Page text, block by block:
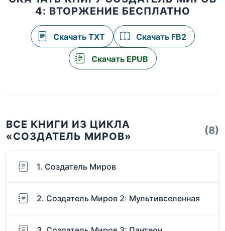
4: ВТОРЖЕНИЕ БЕСПЛАТНО
Скачать TXT Скачать FB2
Скачать EPUB
ВСЕ КНИГИ ИЗ ЦИКЛА
«СОЗДАТЕЛЬ МИРОВ»
(8)
1. Создатель Миров
2. Создатель Миров 2: Мультивселенная